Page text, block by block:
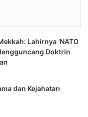
Lahirnya ‘NATO
Doktrin
dan Kejahatan